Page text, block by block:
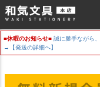
■休暇のお知らせ■ 誠に勝手ながら、
→【発送の詳細へ】